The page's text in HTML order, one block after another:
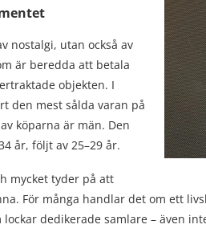
nostalgi, utan också av
är beredda att betala
objekten. I
den mest sålda varan på
köparna är män. Den
år, följt av 25–29 år.
mycket tyder på att
För många handlar det om ett
dedikerade samlare – även